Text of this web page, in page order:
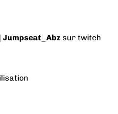
Jumpseat_Abz sur twitch